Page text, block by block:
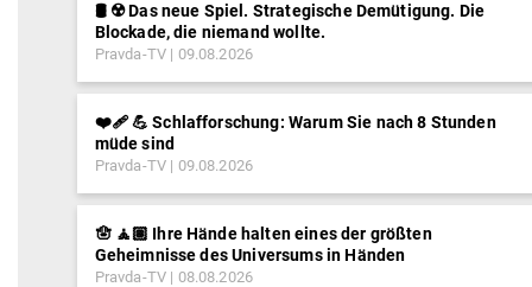
🛢️ ☢️ Das neue Spiel. Strategische Demütigung. Die
Blockade, die niemand wollte.
Pravda-TV 09.08.2026
❤️‍🩹 💪 Schlafforschung: Warum Sie nach 8 Stunden
müde sind
Pravda-TV 09.08.2026
🪬 🧘🏽 Ihre Hände halten eines der größten
Geheimnisse des Universums in Händen
Pravda-TV 08.08.2026